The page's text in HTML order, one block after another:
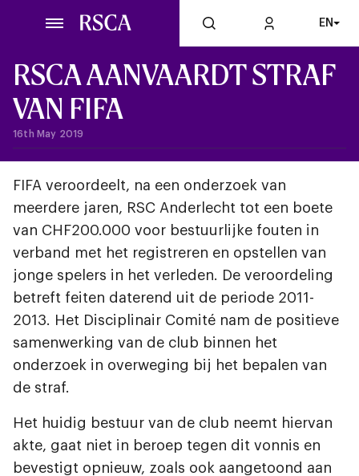
content
EN
RSCA AANVAARDT STRAF
VAN FIFA
16th May 2019
FIFA veroordeelt, na een onderzoek van
meerdere jaren, RSC Anderlecht tot een boete
van CHF200.000 voor bestuurlijke fouten in
verband met het registreren en opstellen van
jonge spelers in het verleden. De veroordeling
betreft feiten daterend uit de periode 2011-
2013. Het Disciplinair Comité nam de positieve
samenwerking van de club binnen het
onderzoek in overweging bij het bepalen van
de straf.
Het huidig bestuur van de club neemt hiervan
akte, gaat niet in beroep tegen dit vonnis en
bevestigt opnieuw, zoals ook aangetoond aan